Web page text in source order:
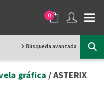
0
Búsqueda avanzada
gráfica / ASTERIX